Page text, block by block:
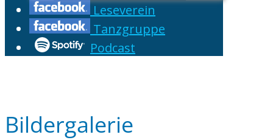
Leseverein
Tanzgruppe
Podcast
Bildergalerie